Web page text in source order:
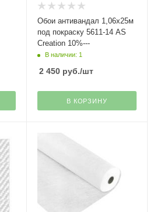
Обои антивандал 1,06х25м
под покраску 5611-14 AS
Creation 10%---
В наличии: 1
2 450руб./шт
В КОРЗИНУ